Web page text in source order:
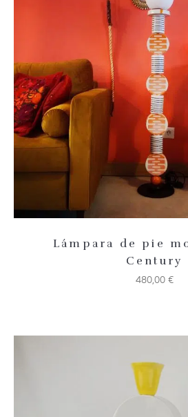
Lámpara de pie
Century
480,00 €